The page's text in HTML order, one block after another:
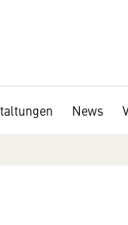
News